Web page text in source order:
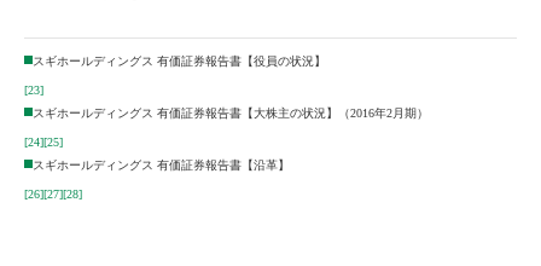
スギホールディングス 有価証券報告書【役員の状況】
[23]
スギホールディングス 有価証券報告書【大株主の状況】（2016年2月期）
[24][25]
スギホールディングス 有価証券報告書【沿革】
[26][27][28]